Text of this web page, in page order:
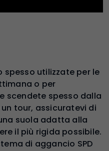
spesso utilizzate per le
o per
scendete spesso dalla
tour, assicuratevi di
suola adatta alla
il più rigida possibile.
di aggancio SPD